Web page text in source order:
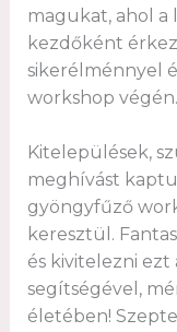
magukat, ahol
kezdőként
sikerélménnyel
workshop végén.
Kitelepülések,
meghívást
gyöngyfűző
keresztül.
és kivitelezni ezt
segítségével,
életében!